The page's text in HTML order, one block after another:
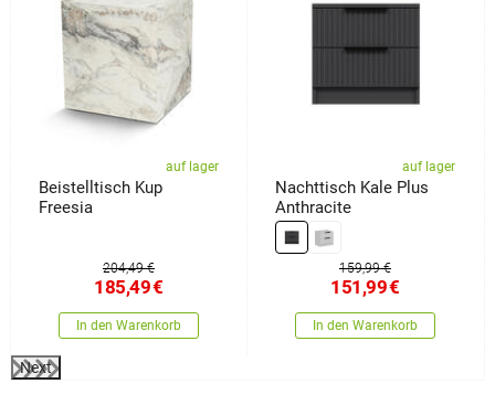
auf lager
Beistelltisch Kup
Freesia
204,49 €
185,49€
In den Warenkorb
auf lager
Nachttisch Kale Plus
Anthracite
159,99 €
151,99€
In den Warenkorb
Next